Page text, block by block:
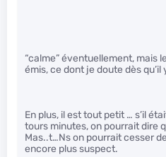
“calme” éventuellement, mais
émis, ce dont je doute dès
En plus, il est tout petit … s’il
tours minutes, on pourrait dire
Mas..t…Ns on pourrait cesser
encore plus suspect.